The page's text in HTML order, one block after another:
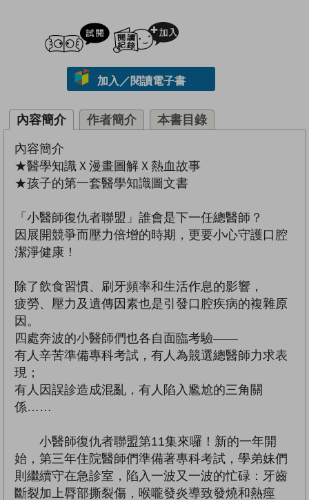
試閲
加入／閱讀電子書
內容簡介 作者簡介 本書目錄
內容簡介
★醫學知識Ｘ漫畫圖解Ｘ熱血故事
★孩子的第一套醫學知識圖文書
「小醫師復仇者聯盟」誰會是下一任總醫師？
因展開競爭而壓力倍增的時期，更要小心守護口腔
潔淨健康！
除了飲食習慣、刷牙頻率和生活作息的影響，
疲勞、壓力及遺傳因素也是引發口腔疾病的複雜原
因。
四處奔波的小醫師們也各自面臨考驗——
有人辛苦準備專科考試，有人為競選總醫師力求表
現；
有人因誤診造成混亂，有人陷入尷尬的三角關
係……
小醫師復仇者聯盟第11集來囉！新的一年開
始，第三年住院醫師們準備著專科考試，學弟妹們
則繼續守在急診室，陷入一波又一波的忙碌：牙齒
斷裂加上脣部撕裂傷，喉嚨發炎導致發燒和熱痙